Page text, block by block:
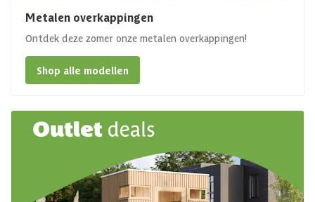
Metalen overkappingen
Ontdek deze zomer onze metalen overkappingen!
Shop alle modellen